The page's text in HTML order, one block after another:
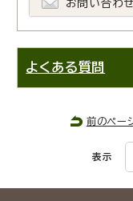
お問い合わ
よくある質問
前のペー
表示